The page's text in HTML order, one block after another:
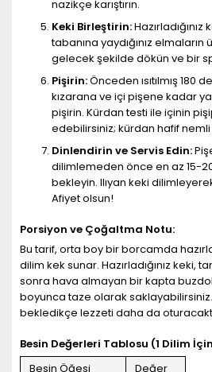
nazikçe karıştırın.
Keki Birleştirin:Hazırladığınız
tabanına yaydığınız
gelecek şekilde dökün ve bir
Pişirin:Önceden ısıtılmış 180
kızarana ve içi pişene kadar
pişirin. Kürdan testi ile içinin
edebilirsiniz; kürdan hafif nemli
Dinlendirin ve Servis Edin:
dilimlemeden önce en az 15-20
bekleyin. Ilıyan keki
Afiyet olsun!
Porsiyon ve Çoğaltma Notu:
Bu tarif, orta boy bir borcamda
dilim kek sunar. Hazırladığınız keki,
sonra hava almayan bir kapta
boyunca taze olarak
bekledikçe lezzeti daha da
Besin Değerleri Tablosu (1 Dilim
Besin Öğesi
Değer